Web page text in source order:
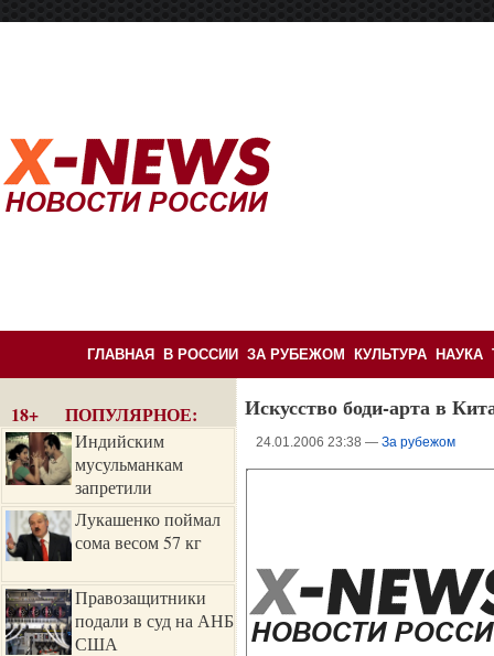
ГЛАВНАЯ В РОССИИ ЗА РУБЕЖОМ КУЛЬТУРА НАУКА
18+ ПОПУЛЯРНОЕ:
Индийским
мусульманкам
запретили
размещать фото в соцсетях
Лукашенко поймал
сома весом 57 кг
Правозащитники
подали в суд на АНБ
США
Искусство боди-арта в
24.01.2006 23:38 — За рубежом